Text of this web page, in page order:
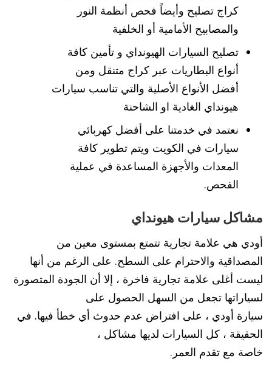
كراج تصليح وأيضاً فحص أنظمة النور
والمصابيح الأمامية أو الخلفية
تصليح السيارات الهيونداي و تأمين كافة
أنواع البطاريات عبر كراج متنقل ومن
أفضل الأنواع الأصلية والتي تناسب سيارات
هيونداي الغادية او الشاحنة
نعتمد في خدمتنا على أفضل كهربائي
سيارات في الكويت ويتم تطوير كافة
المعدات والأجهزة المساعدة في عملية
الفحص.
مشاكل سيارات هيونداي
أودي هي علامة تجارية تتمتع بمستوى معين من
المصداقية والاحترام على السطح. على الرغم من أنها
ليست أغلى علامة تجارية فاخرة ، إلا أن الجودة المتصورة
لسياراتها تجعل من السهل الحصول على
سيارة أودي ، على افتراض عدم حدوث أي خطأ فيها. في
الحقيقة ، كل السيارات لديها مشاكل ،
خاصة مع تقدم العمر.